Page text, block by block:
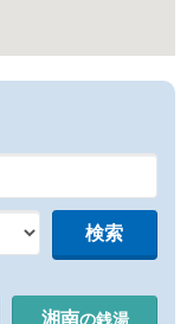
湘南の銭湯